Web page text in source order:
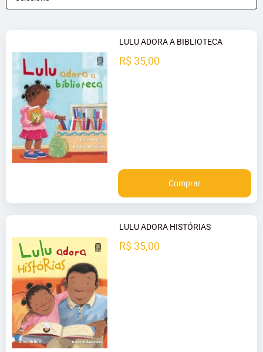
LULU ADORA A BIBLIOTECA
R$ 35,00
Comprar
LULU ADORA HISTÓRIAS
R$ 35,00